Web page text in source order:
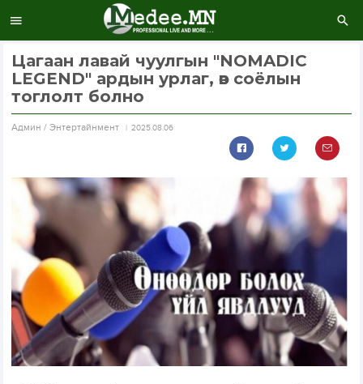
Цагаан лавай чуулгын "NOMADIC
LEGEND" ардын урлаг, өв соёлын
тоглолт болно
Aдмин / Энтертайнмент 2025.08.06